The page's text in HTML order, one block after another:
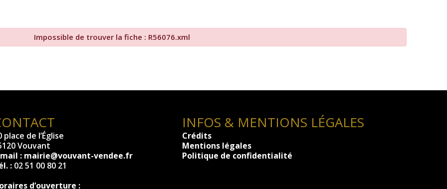
Impossible de trouver la fiche : R56076.xml
place de l’Église
Vouvant
: mairie@vouvant-vendee.fr
:02 51 00 80 21
d’ouverture :
INFOS & MENTIONS LÉGALES
Crédits
Mentions légales
Politique de confidentialité